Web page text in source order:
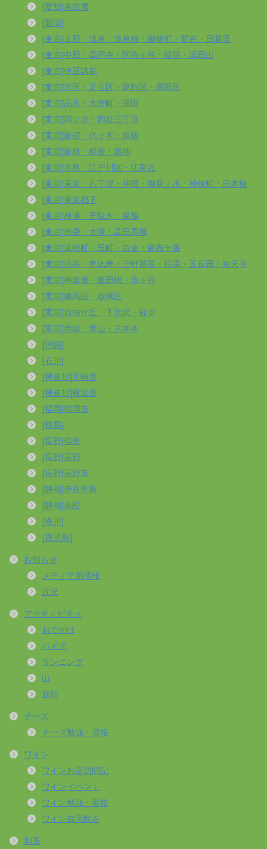
[愛知]名古屋
[新潟]
[東京]上野・浅草・浅草橋・御徒町・鶯谷・日暮里
[東京]中野・高円寺・阿佐ヶ谷・荻窪・浜田山
[東京]伊豆諸島
[東京]北区・足立区・葛飾区・墨田区
[東京]品川・大井町・蒲田
[東京]四ツ谷・四谷三丁目
[東京]新宿・代々木・原宿
[東京]新橋・銀座・築地
[東京]月島、江戸川区・江東区
[東京]東京・八丁堀・神田・御茶ノ水・神保町・日本橋
[東京]東京都下
[東京]根津・千駄木・巣鴨
[東京]池袋・大塚・高田馬場
[東京]浜松町・田町・白金・麻布十番
[東京]渋谷・恵比寿・三軒茶屋・目黒・五反田・祐天寺
[東京]神楽坂・飯田橋・市ヶ谷
[東京]練馬区・板橋区
[東京]自由が丘・下北沢・経堂
[東京]赤坂・青山・六本木
[沖縄]
[石川]
[神奈川]川崎市
[神奈川]横浜市
[福岡]福岡市
[群馬]
[長野]信州
[長野]長野
[長野]長野市
[静岡]伊豆半島
[静岡]浜松
[香川]
[鹿児島]
お知らせ
メディア系情報
近況
アクティビティ
おでかけ
バイク
ランニング
山
旅行
チーズ
チーズ勉強・資格
ワイン
ワインお店訪問記
ワインイベント
ワイン勉強・資格
ワイン自宅飲み
和系